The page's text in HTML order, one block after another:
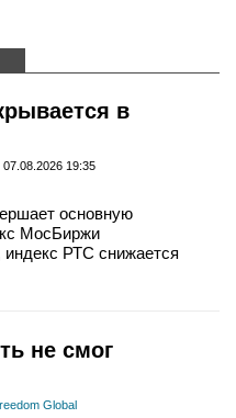
в
07.08.2026 19:35
основную
МосБиржи
индекс РТС снижается
не смог
Global